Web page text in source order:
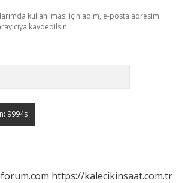
kullanılması için adım, e-posta adresim
kaydedilsin.
https://kalecikinsaat.com.tr